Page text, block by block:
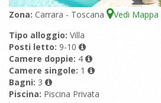
Zona: Carrara - Toscana Vedi Mappa
Tipo alloggio: Villa
Posti letto: 9-10
Camere doppie: 4
Camere singole: 1
Bagni: 3
Piscina: Piscina Privata